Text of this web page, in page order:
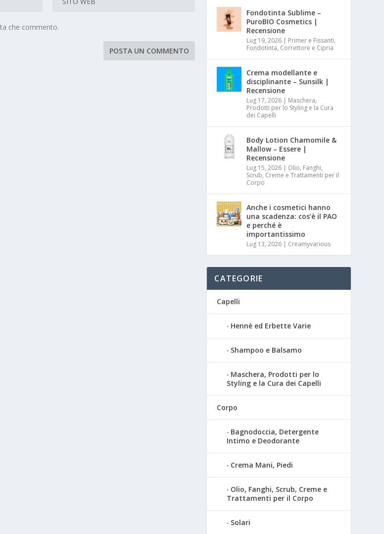
che commento.
Fondotinta Sublime –
PuroBIO Cosmetics |
Recensione
Lug 19, 2026 | Primer e Fissanti,
Fondotinta, Correttore e Cipria
Crema modellante e
disciplinante – Sunsilk |
Recensione
Lug 17, 2026 | Maschera,
Prodotti per lo Styling e la Cura
dei Capelli
Body Lotion Chamomile &
Mallow – Essere |
Recensione
Lug 15, 2026 | Olio, Fanghi,
Scrub, Creme e Trattamenti per il
Corpo
Anche i cosmetici hanno
una scadenza: cos’è il PAO
e perché è
importantissimo
Lug 13, 2026 | Creamyvarious
CATEGORIE
Capelli
Hennè ed Erbette Varie
Shampoo e Balsamo
Maschera, Prodotti per lo
Styling e la Cura dei Capelli
Corpo
Bagnodoccia, Detergente
Intimo e Deodorante
Crema Mani, Piedi
Olio, Fanghi, Scrub, Creme e
Trattamenti per il Corpo
Solari